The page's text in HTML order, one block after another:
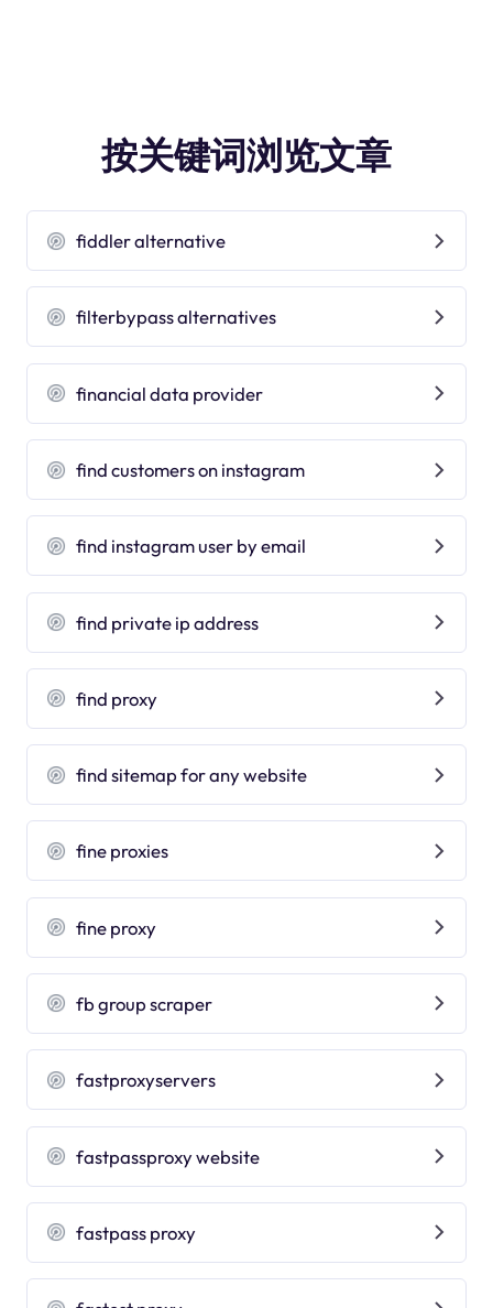
按关键词浏览文章
fiddler alternative
filterbypass alternatives
financial data provider
find customers on instagram
find instagram user by email
find private ip address
find proxy
find sitemap for any website
fine proxies
fine proxy
fb group scraper
fastproxyservers
fastpassproxy website
fastpass proxy